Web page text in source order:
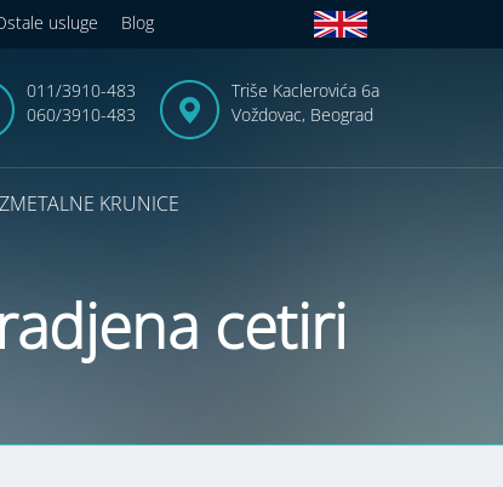
usluge Blog
011/3910-483
060/3910-483
Triše Kaclerovića 6a
Voždovac, Beograd
KRUNICE
cetiri